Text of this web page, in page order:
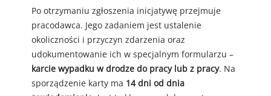
Po otrzymaniu zgłoszenia inicjatywę przejmuje
pracodawca. Jego zadaniem jest ustalenie
okoliczności i przyczyn zdarzenia oraz
udokumentowanie ich w specjalnym formularzu –
karcie wypadku w drodze do pracy lub z pracy. Na
sporządzenie karty ma 14 dni od dnia